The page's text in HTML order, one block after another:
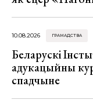
10.08.2026 ГРАМАДСТВА
Беларускі
адукацыйны
спадчыне